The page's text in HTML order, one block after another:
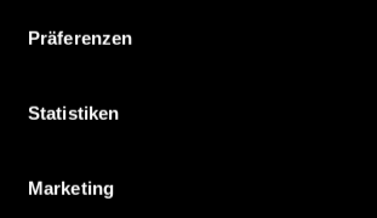
Präferenzen
Statistiken
Marketing
M12L5121632A (2T)
Memory Size [Mb]: